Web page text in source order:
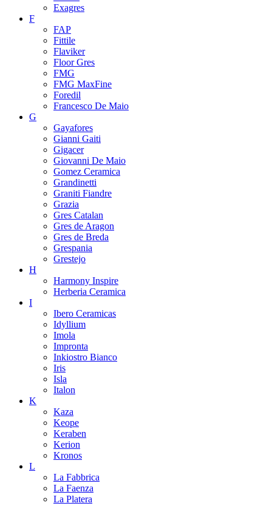
Exagres
F
FAP
Fittile
Flaviker
Floor Gres
FMG
FMG MaxFine
Foredil
Francesco De Maio
G
Gayafores
Gianni Gaiti
Gigacer
Giovanni De Maio
Gomez Ceramica
Grandinetti
Graniti Fiandre
Grazia
Gres Catalan
Gres de Aragon
Gres de Breda
Grespania
Grestejo
H
Harmony Inspire
Herberia Ceramica
I
Ibero Ceramicas
Idyllium
Imola
Impronta
Inkiostro Bianco
Iris
Isla
Italon
K
Kaza
Keope
Keraben
Kerion
Kronos
L
La Fabbrica
La Faenza
La Platera